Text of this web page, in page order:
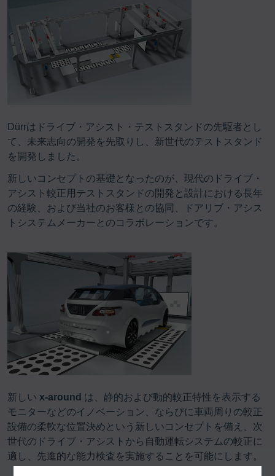
Dürrはドライブ・アシスト・テストスタンドの先駆者とし
て、未来志向の開発を先取りし、新世代のテストスタンド
を開発しました。
新しいコンセプトの基礎となったのが、現代のドライブ・
アシスト較正用テストスタンドの開発と設計における長年
の経験、および当社のお客様との協同、ドアリブ・アシス
トシステムメーカーとのコラボレーションです。
新しい x-around は、静的および動的較正特性を表示する
モニターなどのイノベーション、ならびに車両周りの較正
設備の柔軟な位置決めという新しいコンセプトを備え、次
世代のドライブ・アシストから自動運転システムの較正に
適し、先進的な能力検査を実施することを可能にします。